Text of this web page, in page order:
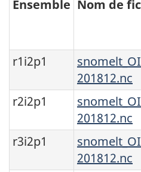
Ensemble Nom de
r1i2p1
201812.nc
r2i2p1
201812.nc
r3i2p1
201812.nc